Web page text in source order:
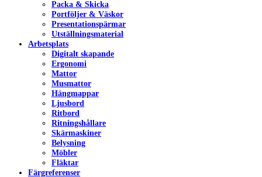
Packa & Skicka
Portföljer & Väskor
Presentationspärmar
Utställningsmaterial
Arbetsplats
Digitalt skapande
Ergonomi
Mattor
Musmattor
Hängmappar
Ljusbord
Ritbord
Ritningshållare
Skärmaskiner
Belysning
Möbler
Fläktar
Färgreferenser